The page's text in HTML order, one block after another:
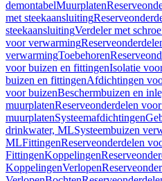
demontabelMuurplaten
met steekaansluiting
steekaansluitingVerdeler met
voor verwarming
verwarmingToebehoren
voor buizen en fittingenIsolatie
buizen en fittingenAfdichtingen
voor buizenBeschermbuizen en
muurplatenReserveonderdelen
muurplatenSysteemafdichtingen
drinkwater, MLSysteembuizen
MLFittingenReserveonderdelen
FittingenKoppelingen
KoppelingenVerlopen